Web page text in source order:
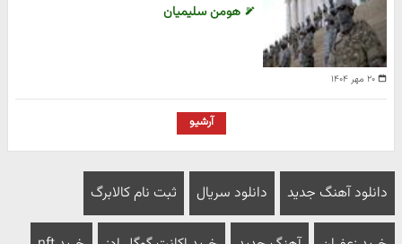
۲۰ مهر ۱۴۰۴
هومن سلیمیان
آرشیو
دانلود آهنگ جدید دانلود سریال ثبت نام کالابرگ